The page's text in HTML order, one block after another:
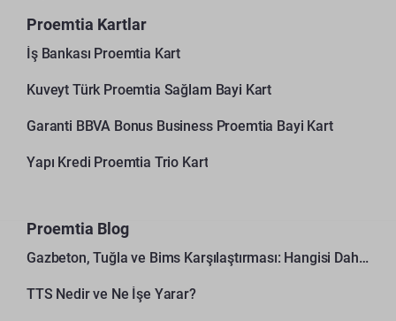
Proemtia Kartlar
İş Bankası Proemtia Kart
Kuveyt Türk Proemtia Sağlam Bayi Kart
Garanti BBVA Bonus Business Proemtia Bayi Kart
Yapı Kredi Proemtia Trio Kart
Proemtia Blog
Gazbeton, Tuğla ve Bims Karşılaştırması: Hangisi Daha Avantajlı?
TTS Nedir ve Ne İşe Yarar?